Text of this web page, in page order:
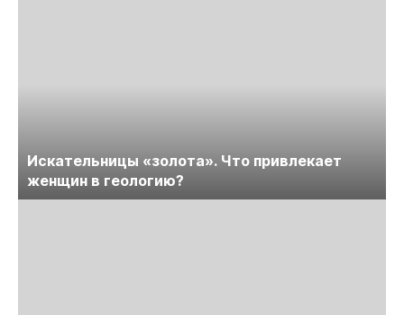
Искательницы «золота». Что привлекает
женщин в геологию?